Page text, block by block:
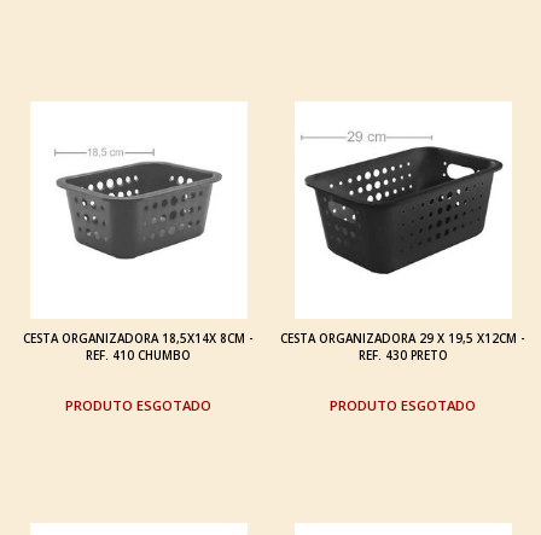
CESTA ORGANIZADORA 18,5X14X 8CM -
REF. 410 CHUMBO
ESGOTADO
CESTA ORGANIZADORA 29 X 19,5 X12CM -
REF. 430 PRETO
ESGOTADO